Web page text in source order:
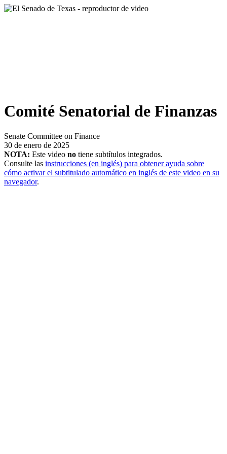
Comité Senatorial de Finanzas
Senate Committee on Finance
30 de enero de 2025
NOTA: Este video no tiene subtítulos integrados.
Consulte las instrucciones (en inglés) para obtener ayuda sobre
cómo activar el subtitulado automático en inglés de este video en su
navegador.